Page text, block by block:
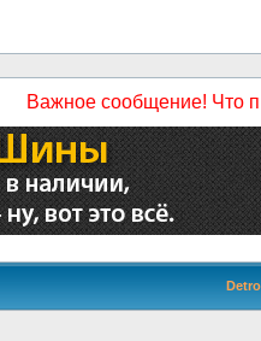
Важное сообщение! Что